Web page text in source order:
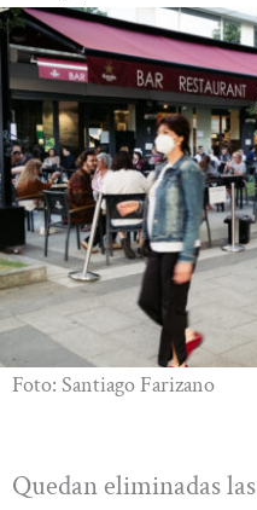
Foto: Santiago Farizano
Quedan eliminadas las